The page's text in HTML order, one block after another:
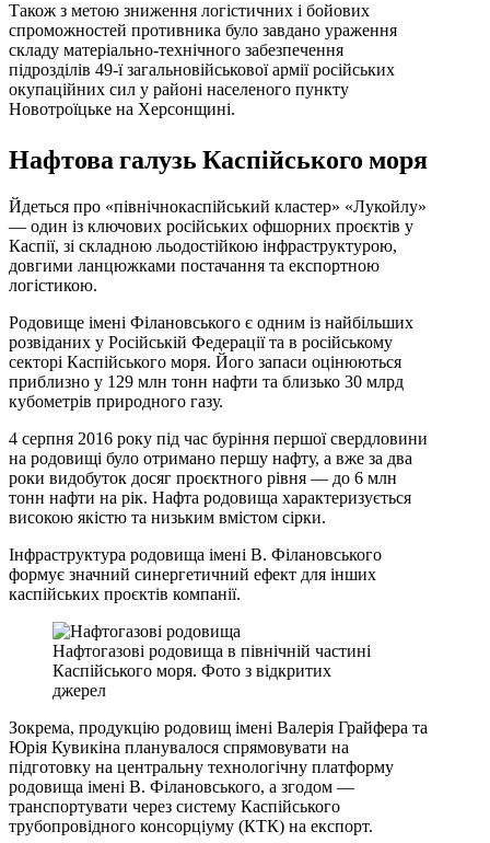
Також з метою зниження логістичних і бойових
спроможностей противника було завдано ураження
складу матеріально-технічного забезпечення
підрозділів 49-ї загальновійськової армії російських
окупаційних сил у районі населеного пункту
Новотроїцьке на Херсонщині.
Нафтова галузь Каспійського моря
Йдеться про «північнокаспійський кластер» «Лукойлу»
— один із ключових російських офшорних проєктів у
Каспії, зі складною льодостійкою інфраструктурою,
довгими ланцюжками постачання та експортною
логістикою.
Родовище імені Філановського є одним із найбільших
розвіданих у Російській Федерації та в російському
секторі Каспійського моря. Його запаси оцінюються
приблизно у 129 млн тонн нафти та близько 30 млрд
кубометрів природного газу.
4 серпня 2016 року під час буріння першої свердловини
на родовищі було отримано першу нафту, а вже за два
роки видобуток досяг проєктного рівня — до 6 млн
тонн нафти на рік. Нафта родовища характеризується
високою якістю та низьким вмістом сірки.
Інфраструктура родовища імені В. Філановського
формує значний синергетичний ефект для інших
каспійських проєктів компанії.
Нафтогазові родовища в північній частині
Каспійського моря. Фото з відкритих
джерел
Зокрема, продукцію родовищ імені Валерія Грайфера та
Юрія Кувикіна планувалося спрямовувати на
підготовку на центральну технологічну платформу
родовища імені В. Філановського, а згодом —
транспортувати через систему Каспійського
трубопровідного консорціуму (КТК) на експорт.